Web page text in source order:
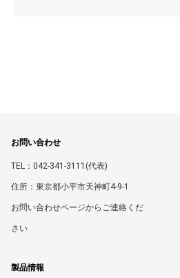
お問い合わせ
TEL：042-341-3111(代表)
住所：東京都小平市天神町4-9-1
お問い合わせページからご連絡くだ
さい
製品情報